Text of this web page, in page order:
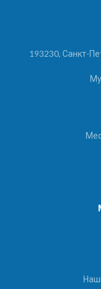
193230, Санкт-